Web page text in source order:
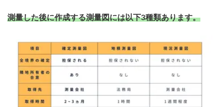
測量した後に作成する測量図には以下3種類あります。